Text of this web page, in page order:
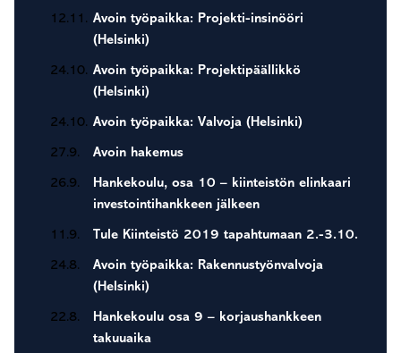
12.11. Avoin työpaikka: Projekti-insinööri
(Helsinki)
24.10. Avoin työpaikka: Projektipäällikkö
(Helsinki)
24.10. Avoin työpaikka: Valvoja (Helsinki)
27.9. Avoin hakemus
26.9.
Hankekoulu, osa 10 – kiinteistön elinkaari
investointihankkeen jälkeen
11.9. Tule Kiinteistö 2019 tapahtumaan 2.-3.10.
24.8.
Avoin työpaikka: Rakennustyönvalvoja
(Helsinki)
22.8.
Hankekoulu osa 9 – korjaushankkeen
takuuaika